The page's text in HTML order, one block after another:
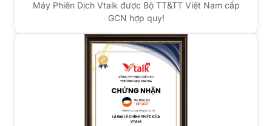
Máy Phiên Dịch Vtalk được Bộ TT&TT Việt Nam cấp
GCN hợp quy!